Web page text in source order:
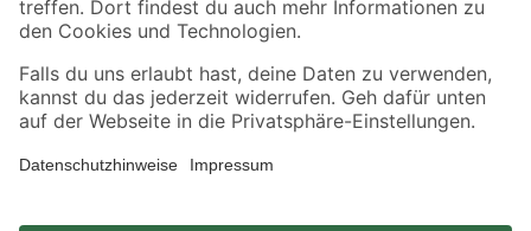
Alle Preisangaben in EUR inkl. gesetzl. MwSt.. Die dargestellten Angebote sind unter
Umständen nicht in allen Märkten verfügbar. Die angegebenen Verfügbarkeiten beziehen
Produkte nur solange der Vorrat reicht.
*Paketversand ab 59 € versandkostenfrei, gilt nicht für Artikel mit Speditionsversand, hier